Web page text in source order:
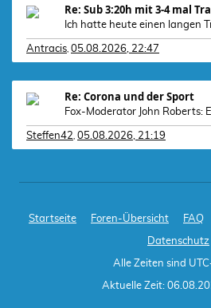
Ich hatte heute einen langen
Antracis, 05.08.2026, 22:47
Re: Corona und der Sport
Fox-Moderator John Roberts:
Steffen42, 05.08.2026, 21:19
Startseite Foren-Übersicht FAQ
Datenschutz
Alle Zeiten sind
Aktuelle Zeit: